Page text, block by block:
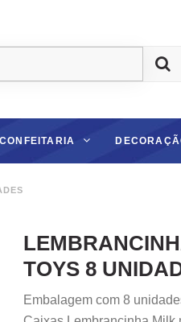
CONFEITARIA
TOYS 8
Embalagem com 8